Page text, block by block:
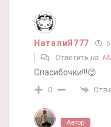
НаталиЯ777
Ответить на
Спасибочки!!!😊
0
Автор